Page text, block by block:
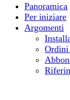
Panoramica
Per iniziare
Argomenti
Ordini